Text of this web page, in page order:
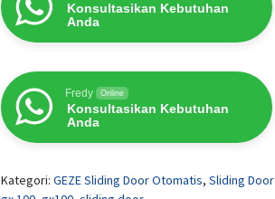
Konsultasikan Kebutuhan
Anda
Fredy Online
Konsultasikan Kebutuhan
Anda
Kategori: GEZE Sliding Door Otomatis, Sliding Door